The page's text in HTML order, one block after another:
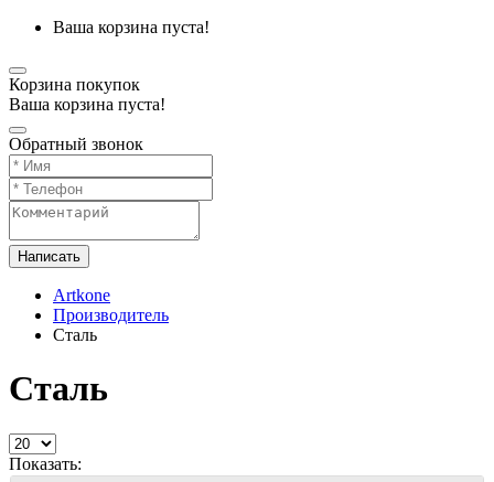
Ваша корзина пуста!
Корзина покупок
Ваша корзина пуста!
Обратный звонок
Написать
Artkone
Производитель
Сталь
Сталь
Показать: